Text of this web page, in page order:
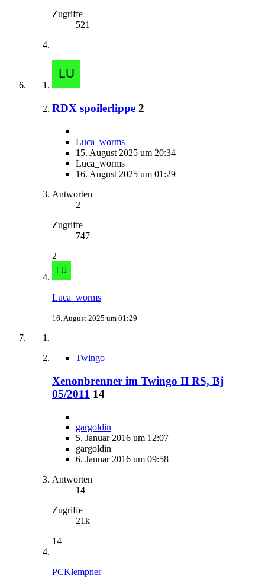
Zugriffe
521
RDX spoilerlippe 2
Luca_worms
15. August 2025 um 20:34
Luca_worms
16. August 2025 um 01:29
Antworten
2
Zugriffe
747
2
Luca_worms
16. August 2025 um 01:29
Twingo
Xenonbrenner im Twingo II RS, Bj
05/2011 14
gargoldin
5. Januar 2016 um 12:07
gargoldin
6. Januar 2016 um 09:58
Antworten
14
Zugriffe
21k
14
PCKlempner